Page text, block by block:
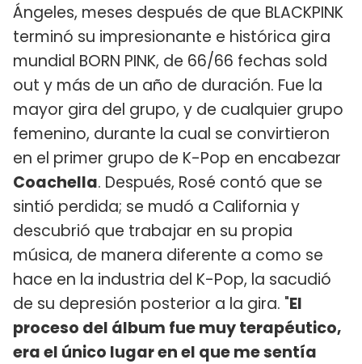
Ángeles, meses después de que BLACKPINK
terminó su impresionante e histórica gira
mundial BORN PINK, de 66/66 fechas sold
out y más de un año de duración. Fue la
mayor gira del grupo, y de cualquier grupo
femenino, durante la cual se convirtieron
en el primer grupo de K-Pop en encabezar
Coachella. Después, Rosé contó que se
sintió perdida; se mudó a California y
descubrió que trabajar en su propia
música, de manera diferente a como se
hace en la industria del K-Pop, la sacudió
de su depresión posterior a la gira. "El
proceso del álbum fue muy terapéutico,
era el único lugar en el que me sentía